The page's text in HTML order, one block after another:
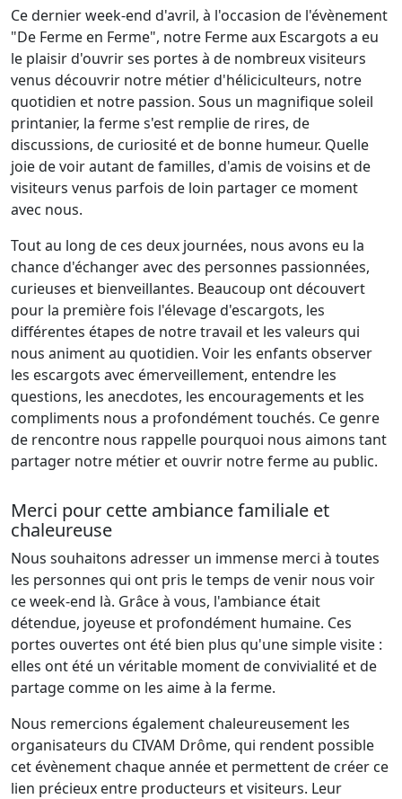
Ce dernier week-end d'avril, à l'occasion de l'évènement
"De Ferme en Ferme", notre Ferme aux Escargots a eu
le plaisir d'ouvrir ses portes à de nombreux visiteurs
venus découvrir notre métier d'héliciculteurs, notre
quotidien et notre passion. Sous un magnifique soleil
printanier, la ferme s'est remplie de rires, de
discussions, de curiosité et de bonne humeur. Quelle
joie de voir autant de familles, d'amis de voisins et de
visiteurs venus parfois de loin partager ce moment
avec nous.
Tout au long de ces deux journées, nous avons eu la
chance d'échanger avec des personnes passionnées,
curieuses et bienveillantes. Beaucoup ont découvert
pour la première fois l'élevage d'escargots, les
différentes étapes de notre travail et les valeurs qui
nous animent au quotidien. Voir les enfants observer
les escargots avec émerveillement, entendre les
questions, les anecdotes, les encouragements et les
compliments nous a profondément touchés. Ce genre
de rencontre nous rappelle pourquoi nous aimons tant
partager notre métier et ouvrir notre ferme au public.
Merci pour cette ambiance familiale et
chaleureuse
Nous souhaitons adresser un immense merci à toutes
les personnes qui ont pris le temps de venir nous voir
ce week-end là. Grâce à vous, l'ambiance était
détendue, joyeuse et profondément humaine. Ces
portes ouvertes ont été bien plus qu'une simple visite :
elles ont été un véritable moment de convivialité et de
partage comme on les aime à la ferme.
Nous remercions également chaleureusement les
organisateurs du CIVAM Drôme, qui rendent possible
cet évènement chaque année et permettent de créer ce
lien précieux entre producteurs et visiteurs. Leur